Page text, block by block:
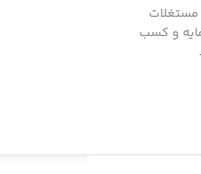
مستغلات
و کسب